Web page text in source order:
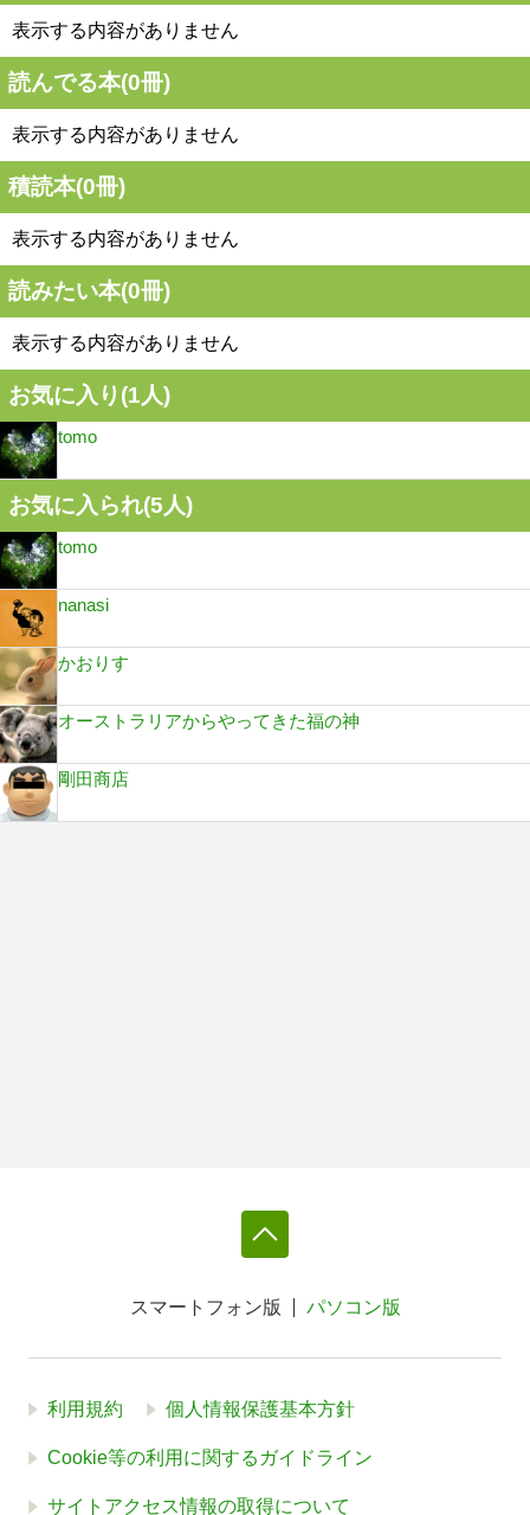
表示する内容がありません
読んでる本(0冊)
表示する内容がありません
積読本(0冊)
表示する内容がありません
読みたい本(0冊)
表示する内容がありません
お気に入り(1人)
tomo
お気に入られ(5人)
tomo
nanasi
かおりす
オーストラリアからやってきた福の神
剛田商店
スマートフォン版 パソコン版
利用規約 個人情報保護基本方針
Cookie等の利用に関するガイドライン
サイトアクセス情報の取得について